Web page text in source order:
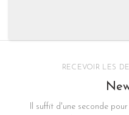
RECEVOIR LES
Il suffit d'une seconde